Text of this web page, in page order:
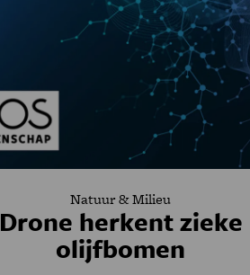
Natuur & Milieu
Drone herkent zieke
olijfbomen